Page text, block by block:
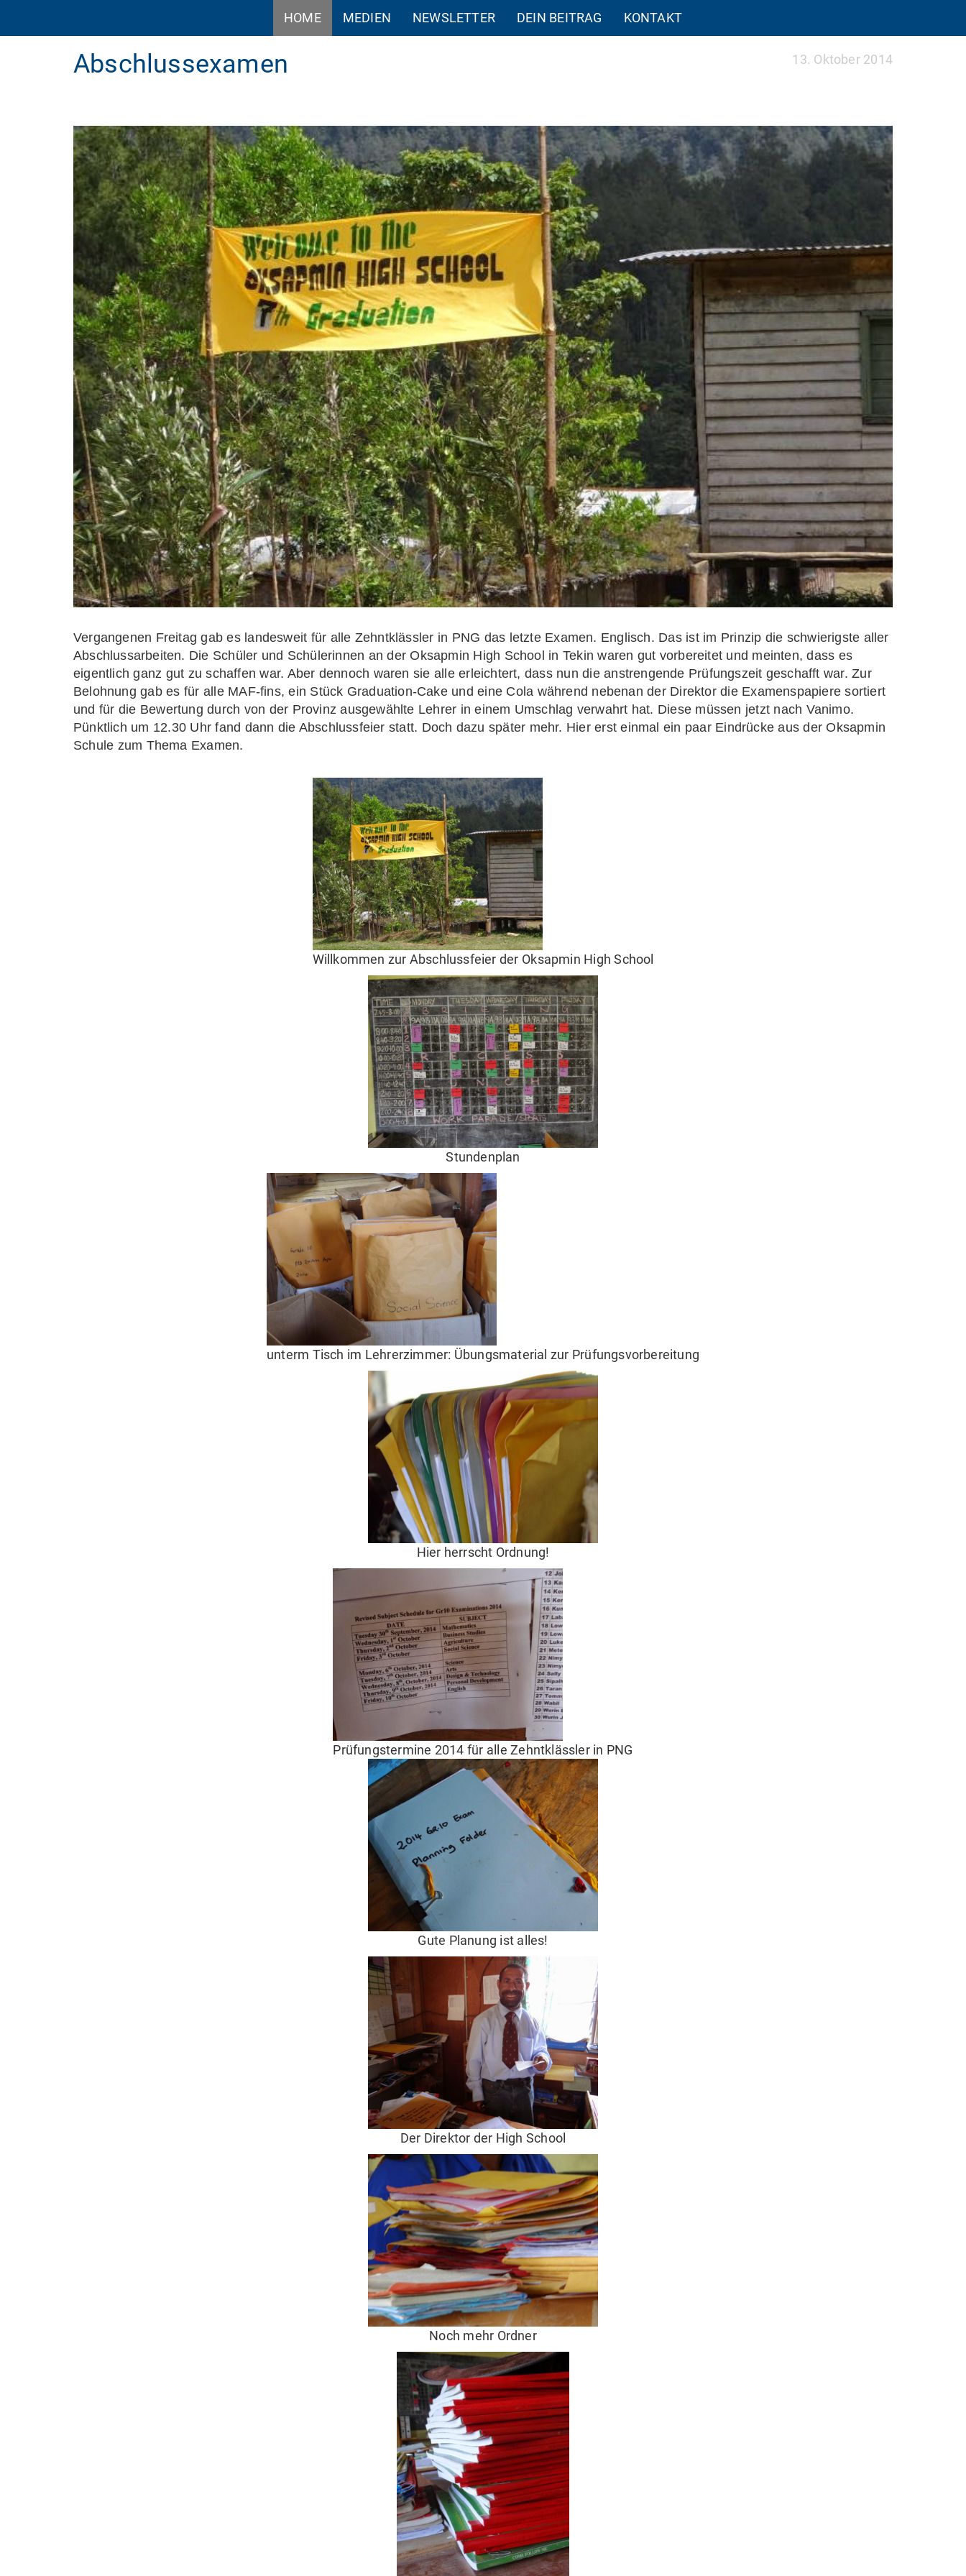
HOME MEDIEN NEWSLETTER DEIN BEITRAG KONTAKT
13. Oktober 2014
Abschlussexamen
Vergangenen Freitag gab es landesweit für alle Zehntklässler in PNG das letzte Examen. Englisch. Das ist im Prinzip die schwierigste aller
Abschlussarbeiten. Die Schüler und Schülerinnen an der Oksapmin High School in Tekin waren gut vorbereitet und meinten, dass es
eigentlich ganz gut zu schaffen war. Aber dennoch waren sie alle erleichtert, dass nun die anstrengende Prüfungszeit geschafft war. Zur
Belohnung gab es für alle MAF-fins, ein Stück Graduation-Cake und eine Cola während nebenan der Direktor die Examenspapiere sortiert
und für die Bewertung durch von der Provinz ausgewählte Lehrer in einem Umschlag verwahrt hat. Diese müssen jetzt nach Vanimo.
Pünktlich um 12.30 Uhr fand dann die Abschlussfeier statt. Doch dazu später mehr. Hier erst einmal ein paar Eindrücke aus der Oksapmin
Schule zum Thema Examen.
Willkommen zur Abschlussfeier der Oksapmin High School
Stundenplan
unterm Tisch im Lehrerzimmer: Übungsmaterial zur Prüfungsvorbereitung
Hier herrscht Ordnung!
Prüfungstermine 2014 für alle Zehntklässler in PNG
Gute Planung ist alles!
Der Direktor der High School
Noch mehr Ordner